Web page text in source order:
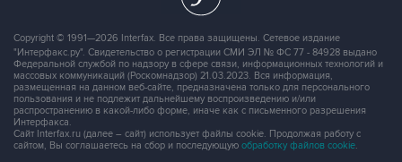
Copyright © 1991—2026 Interfax. Все права защищены. Сетевое издание
"Интерфакс.ру". Свидетельство о регистрации СМИ ЭЛ № ФС 77 - 84928 выдано
Федеральной службой по надзору в сфере связи, информационных технологий и
массовых коммуникаций (Роскомнадзор) 21.03.2023. Вся информация,
размещенная на данном веб-сайте, предназначена только для персонального
пользования и не подлежит дальнейшему воспроизведению и/или
распространению в какой-либо форме, иначе как с письменного разрешения
Интерфакса.
Сайт Interfax.ru (далее – сайт) использует файлы cookie. Продолжая работу с
сайтом, Вы соглашаетесь на сбор и последующую обработку файлов cookie.